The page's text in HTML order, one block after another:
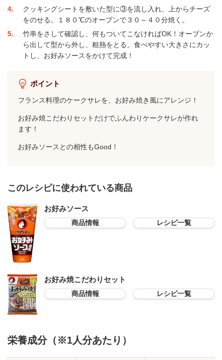
4
クッキングシートを敷いた型に③を流し入れ、上からチーズ
をのせる。１８０℃のオーブンで３０～４０分焼く。
5
竹串をさして確認し、何もついてこなければOK！オーブンか
ら出して型から外し、粗熱をとる。食べやすい大きさにカッ
トし、お好みソースをかけて完成！
ポイント
フランス料理のケークサレを、お好み焼き風にアレンジ！
お好み焼こだわりセットだけでふんわりケークサレが作れ
ます！
お好みソースとの相性もGood！
このレシピに使われている商品
お好みソース
商品情報 レシピ一覧
お好み焼こだわりセット
商品情報 レシピ一覧
栄養成分（※1人分あたり）